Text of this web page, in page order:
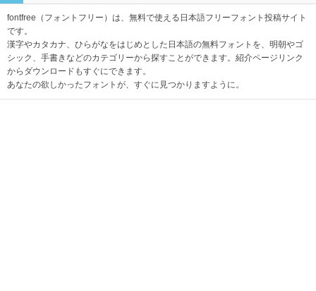
fontfree（フォントフリー）は、無料で使える日本語フリーフォント投稿サイト
です。
漢字やカタカナ、ひらがなをはじめとした日本語の無料フォントを、明朝やゴ
シック、手書きなどのカテゴリーから探すことができます。紹介ページリンク
からダウンロードもすぐにできます。
あなたの欲しかったフォントが、すぐに見つかりますように。